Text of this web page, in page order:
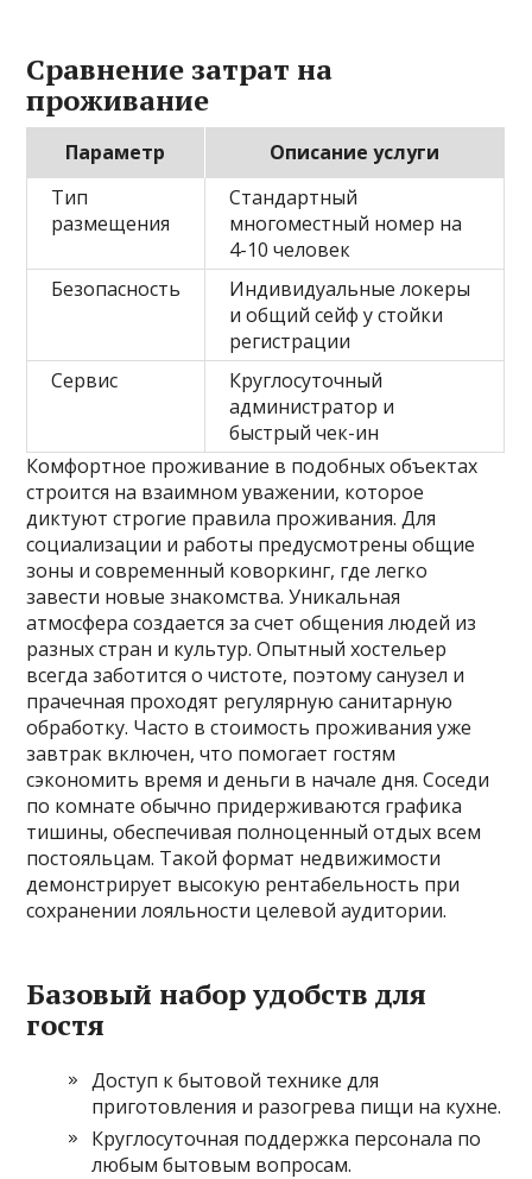
Сравнение затрат на
проживание
Параметр
Описание услуги
Тип
размещения
Стандартный
многоместный номер на
4-10 человек
Безопасность
Индивидуальные локеры
и общий сейф у стойки
регистрации
Сервис
Круглосуточный
администратор и
быстрый чек-ин
Комфортное проживание в подобных объектах
строится на взаимном уважении, которое
диктуют строгие правила проживания. Для
социализации и работы предусмотрены общие
зоны и современный коворкинг, где легко
завести новые знакомства. Уникальная
атмосфера создается за счет общения людей из
разных стран и культур. Опытный хостельер
всегда заботится о чистоте, поэтому санузел и
прачечная проходят регулярную санитарную
обработку. Часто в стоимость проживания уже
завтрак включен, что помогает гостям
сэкономить время и деньги в начале дня. Соседи
по комнате обычно придерживаются графика
тишины, обеспечивая полноценный отдых всем
постояльцам. Такой формат недвижимости
демонстрирует высокую рентабельность при
сохранении лояльности целевой аудитории.
Базовый набор удобств для
гостя
Доступ к бытовой технике для
приготовления и разогрева пищи на кухне.
Круглосуточная поддержка персонала по
любым бытовым вопросам.